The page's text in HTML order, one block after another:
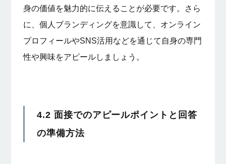
身の価値を魅力的に伝えることが必要です。さら
に、個人ブランディングを意識して、オンライン
プロフィールやSNS活用などを通じて自身の専門
性や興味をアピールしましょう。
4.2 面接でのアピールポイントと回答
の準備方法